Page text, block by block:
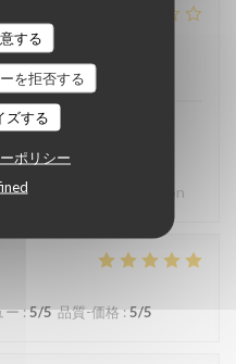
する
を拒否する
ズする
ポリシー
ー:5/5 品質-価格
car un petit bol de
de moules un peu
.voilà. Bonne continuation
ー:5/5 品質-価格:5/5